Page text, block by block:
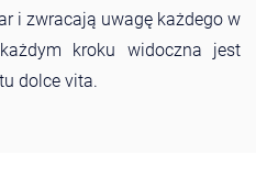
i zwracają uwagę każdego w
kroku widoczna jest
dolce vita.